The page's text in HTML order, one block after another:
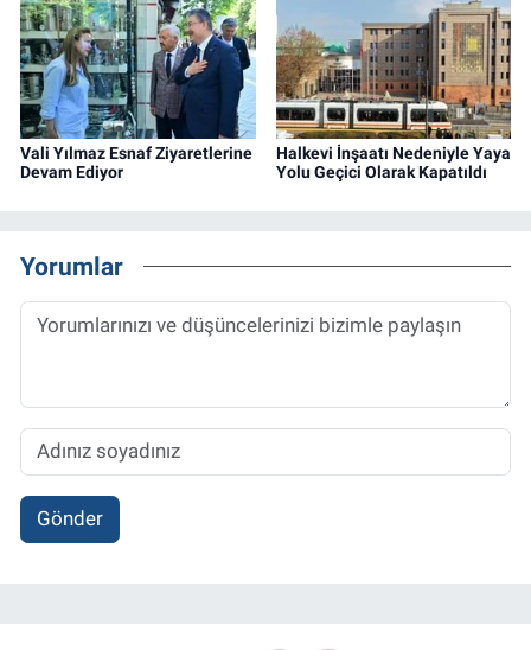
Vali Yılmaz Esnaf Ziyaretlerine
Devam Ediyor
Halkevi İnşaatı Nedeniyle Yaya
Yolu Geçici Olarak Kapatıldı
Yorumlar
Gönder